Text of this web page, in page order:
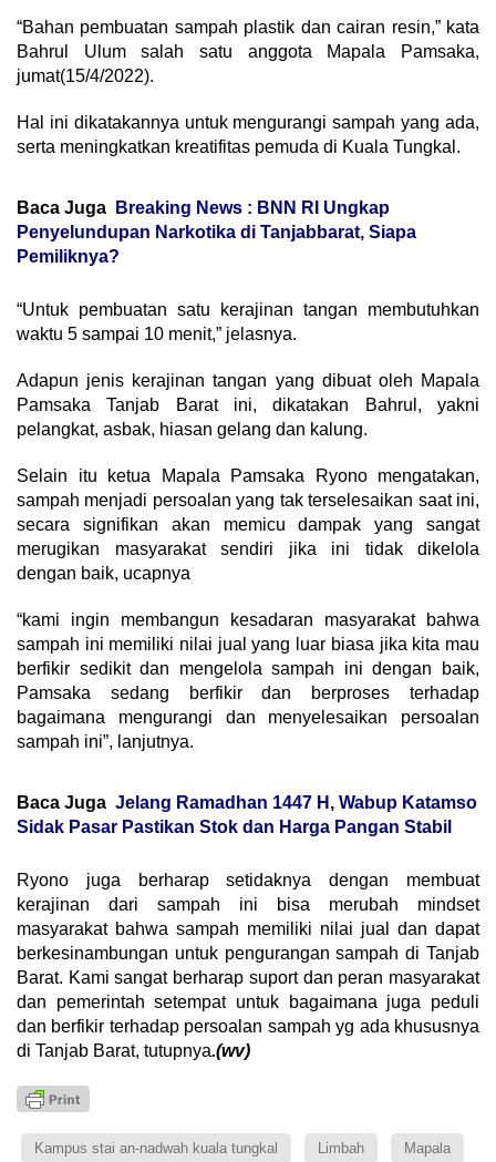
“Bahan pembuatan sampah plastik dan cairan resin,” kata
Bahrul Ulum salah satu anggota Mapala Pamsaka,
jumat(15/4/2022).
Hal ini dikatakannya untuk mengurangi sampah yang ada,
serta meningkatkan kreatifitas pemuda di Kuala Tungkal.
Baca Juga
Breaking News : BNN RI Ungkap
Penyelundupan Narkotika di Tanjabbarat, Siapa
Pemiliknya?
“Untuk pembuatan satu kerajinan tangan membutuhkan
waktu 5 sampai 10 menit,” jelasnya.
Adapun jenis kerajinan tangan yang dibuat oleh Mapala
Pamsaka Tanjab Barat ini, dikatakan Bahrul, yakni
pelangkat, asbak, hiasan gelang dan kalung.
Selain itu ketua Mapala Pamsaka Ryono mengatakan,
sampah menjadi persoalan yang tak terselesaikan saat ini,
secara signifikan akan memicu dampak yang sangat
merugikan masyarakat sendiri jika ini tidak dikelola
dengan baik, ucapnya
“kami ingin membangun kesadaran masyarakat bahwa
sampah ini memiliki nilai jual yang luar biasa jika kita mau
berfikir sedikit dan mengelola sampah ini dengan baik,
Pamsaka sedang berfikir dan berproses terhadap
bagaimana mengurangi dan menyelesaikan persoalan
sampah ini”, lanjutnya.
Baca Juga Jelang Ramadhan 1447 H, Wabup Katamso
Sidak Pasar Pastikan Stok dan Harga Pangan Stabil
Ryono juga berharap setidaknya dengan membuat
kerajinan dari sampah ini bisa merubah mindset
masyarakat bahwa sampah memiliki nilai jual dan dapat
berkesinambungan untuk pengurangan sampah di Tanjab
Barat. Kami sangat berharap suport dan peran masyarakat
dan pemerintah setempat untuk bagaimana juga peduli
dan berfikir terhadap persoalan sampah yg ada khususnya
di Tanjab Barat, tutupnya.(wv)
Kampus stai an-nadwah kuala tungkal Limbah Mapala